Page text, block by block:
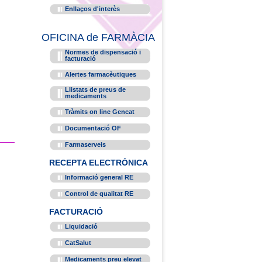
Enllaços d'interès
OFICINA de FARMÀCIA
Normes de dispensació i
facturació
Alertes farmacèutiques
Llistats de preus de
medicaments
Tràmits on line Gencat
Documentació OF
Farmaserveis
RECEPTA ELECTRÒNICA
Informació general RE
Control de qualitat RE
FACTURACIÓ
Liquidació
CatSalut
Medicaments preu elevat